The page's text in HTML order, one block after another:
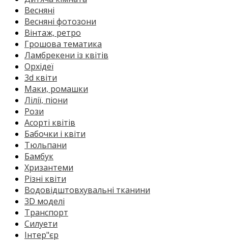
Весняні
Весняні фотозони
Вінтаж, ретро
Грошова тематика
Ламбрекени із квітів
Орхідеї
3d квіти
Маки, ромашки
Лілії, піони
Рози
Асорті квітів
Бабочки і квіти
Тюльпани
Бамбук
Хризантеми
Різні квіти
Водовідштовхувальні тканини
3D моделі
Транспорт
Силуети
Інтер"єр